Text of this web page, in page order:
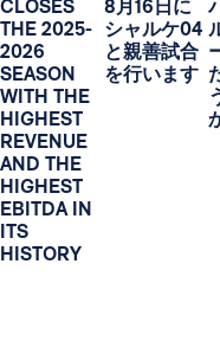
CLOSES
THE 2025-
2026
SEASON
WITH THE
HIGHEST
REVENUE
AND THE
HIGHEST
EBITDA IN
ITS
HISTORY
8月16日に
シャルケ04
と親善試合
を行います